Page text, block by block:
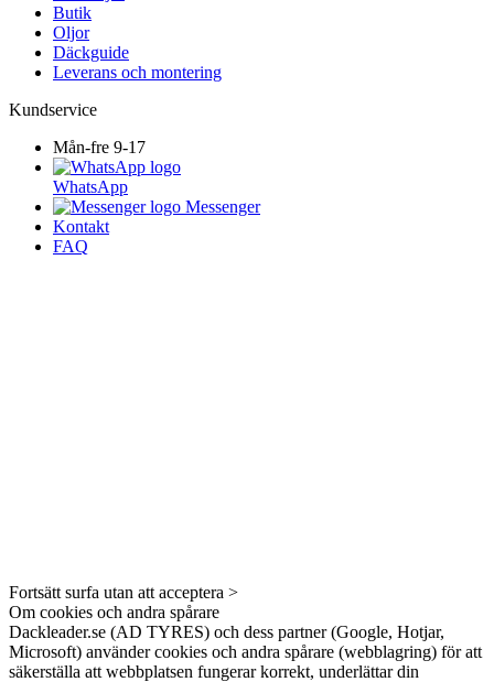
Butik
Oljor
Däckguide
Leverans och montering
Kundservice
Mån-fre 9-17
WhatsApp
Messenger
Kontakt
FAQ
Fortsätt surfa utan att acceptera >
Om cookies och andra spårare
Dackleader.se (AD TYRES) och dess partner (Google, Hotjar,
Microsoft) använder cookies och andra spårare (webblagring) för att
säkerställa att webbplatsen fungerar korrekt, underlättar din